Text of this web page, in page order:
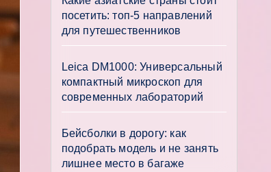
посетить: топ-5 направлений
для путешественников
Leica DM1000: Универсальный
компактный микроскоп для
современных лабораторий
Бейсболки в дорогу: как
подобрать модель и не занять
лишнее место в багаже